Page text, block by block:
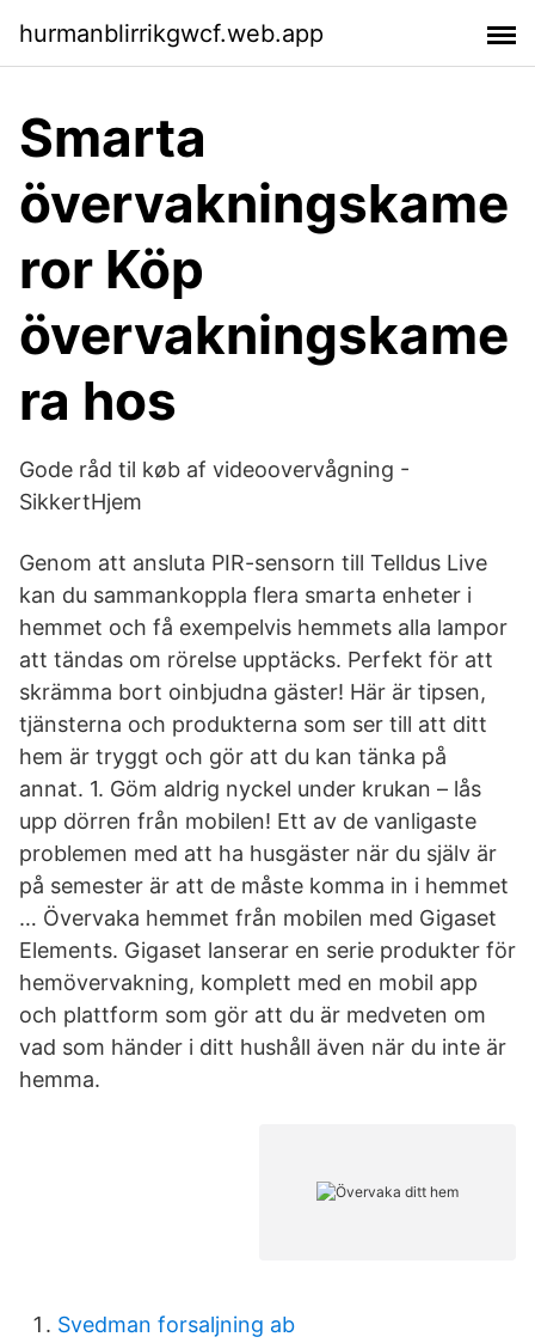
hurmanblirrikgwcf.web.app
Smarta
övervakningskame
ror Köp
övervakningskame
ra hos
Gode råd til køb af videoovervågning -
SikkertHjem
Genom att ansluta PIR-sensorn till Telldus Live
kan du sammankoppla flera smarta enheter i
hemmet och få exempelvis hemmets alla lampor
att tändas om rörelse upptäcks. Perfekt för att
skrämma bort oinbjudna gäster! Här är tipsen,
tjänsterna och produkterna som ser till att ditt
hem är tryggt och gör att du kan tänka på
annat. 1. Göm aldrig nyckel under krukan – lås
upp dörren från mobilen! Ett av de vanligaste
problemen med att ha husgäster när du själv är
på semester är att de måste komma in i hemmet
… Övervaka hemmet från mobilen med Gigaset
Elements. Gigaset lanserar en serie produkter för
hemövervakning, komplett med en mobil app
och plattform som gör att du är medveten om
vad som händer i ditt hushåll även när du inte är
hemma.
Svedman forsaljning ab